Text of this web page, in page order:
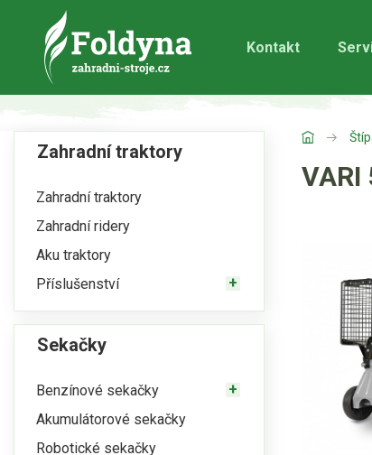
Kontakt
Zahradní traktory
Zahradní traktory
Zahradní ridery
Aku traktory
Příslušenství
Sekačky
Benzínové sekačky
Akumulátorové sekačky
Robotické sekačky
VARI